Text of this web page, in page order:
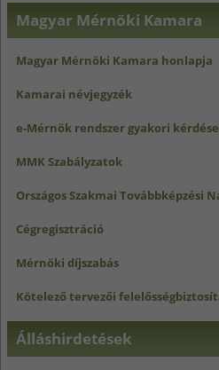
Magyar Mérnöki Kamara
Magyar Mérnöki Kamara honlapja
Kamarai névjegyzék
e-Mérnök rendszer gyakori
MMK Szabályzatok
Országos Szakmai Továbbképzési
Cégregisztráció
Mérnöki díjszabás
Kötelező tervezői
Álláshirdetések